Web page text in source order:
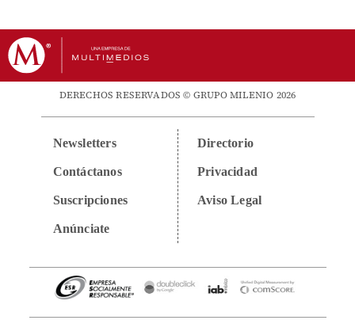
DERECHOS RESERVADOS © GRUPO MILENIO 2026
Newsletters
Contáctanos
Suscripciones
Anúnciate
Directorio
Privacidad
Aviso Legal